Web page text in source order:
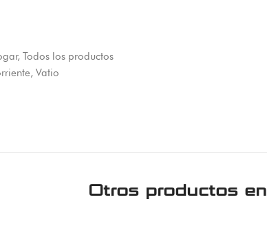
, Todos los productos
, Vatio
Otros productos en